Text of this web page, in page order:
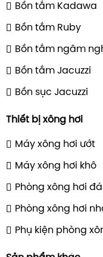
Bồn tắm Kadawa
Bồn tắm Ruby
Bồn tắm ngâm
Bồn tắm Jacuzzi
Bồn sục Jacuzzi
Thiết bị xông hơi
Máy xông hơi ướt
Máy xông hơi khô
Phòng xông hơi
Phòng xông hơi
Phụ kiện phòng